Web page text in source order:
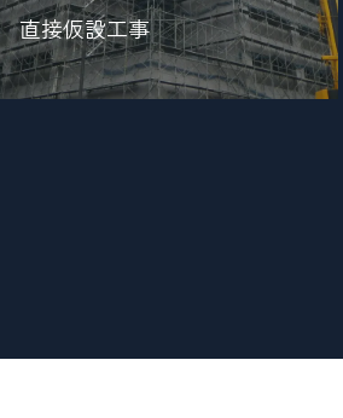
直接仮設工事